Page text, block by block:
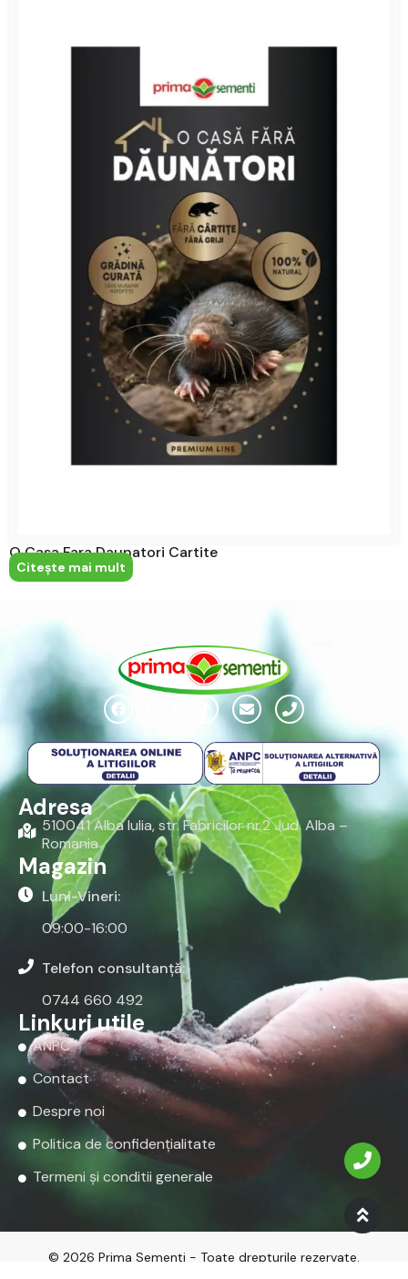
O Casa Fara Daunatori Cartite
Citeşte mai mult
Adresa
510041 Alba Iulia, str. Fabricilor nr.2 Jud. Alba –
Romania
Magazin
Luni-Vineri:
09:00-16:00
Telefon consultanță:
0744 660 492
Linkuri utile
ANPC
Contact
Despre noi
Politica de confidențialitate
Termeni și conditii generale
© 2026 Prima Sementi - Toate drepturile rezervate.